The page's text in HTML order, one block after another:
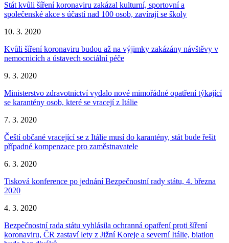
Stát kvůli šíření koronaviru zakázal kulturní, sportovní a
společenské akce s účastí nad 100 osob, zavírají se školy
10. 3. 2020
Kvůli šíření koronaviru budou až na výjimky zakázány návštěvy v
nemocnicích a ústavech sociální péče
9. 3. 2020
Ministerstvo zdravotnictví vydalo nové mimořádné opatření týkající
se karantény osob, které se vracejí z Itálie
7. 3. 2020
Čeští občané vracející se z Itálie musí do karantény, stát bude řešit
případné kompenzace pro zaměstnavatele
6. 3. 2020
Tisková konference po jednání Bezpečnostní rady státu, 4. března
2020
4. 3. 2020
Bezpečnostní rada státu vyhlásila ochranná opatření proti šíření
koronaviru, ČR zastaví lety z Jižní Koreje a severní Itálie, biatlon